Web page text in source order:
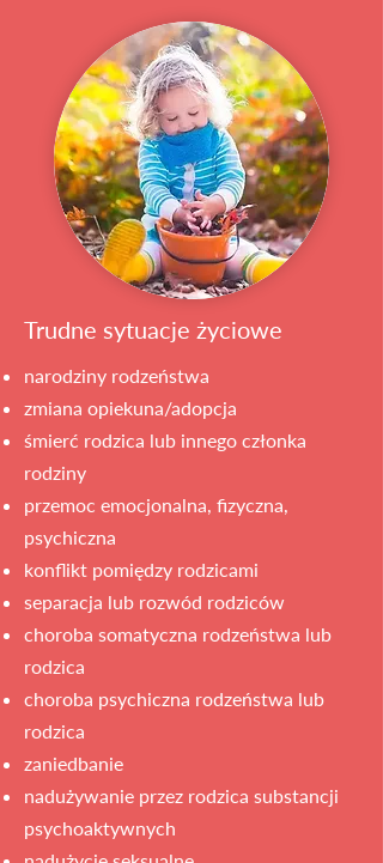
Trudne sytuacje życiowe
narodziny rodzeństwa
zmiana opiekuna/adopcja
śmierć rodzica lub innego członka
rodziny
przemoc emocjonalna, fizyczna,
psychiczna
konflikt pomiędzy rodzicami
separacja lub rozwód rodziców
choroba somatyczna rodzeństwa lub
rodzica
choroba psychiczna rodzeństwa lub
rodzica
zaniedbanie
nadużywanie przez rodzica substancji
psychoaktywnych